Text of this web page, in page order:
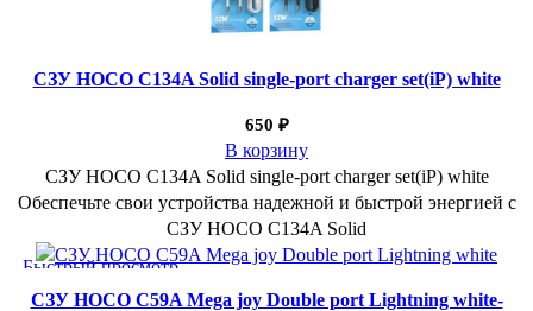
СЗУ HOCO C134A Solid single-port charger set(iP) white
650 ₽
В корзину
СЗУ HOCO C134A Solid single-port charger set(iP) white
Обеспечьте свои устройства надежной и быстрой энергией с
СЗУ HOCO C134A Solid
Быстрый просмотр
Добавить в избранное
СЗУ HOCO C59A Mega joy Double port Lightning white-